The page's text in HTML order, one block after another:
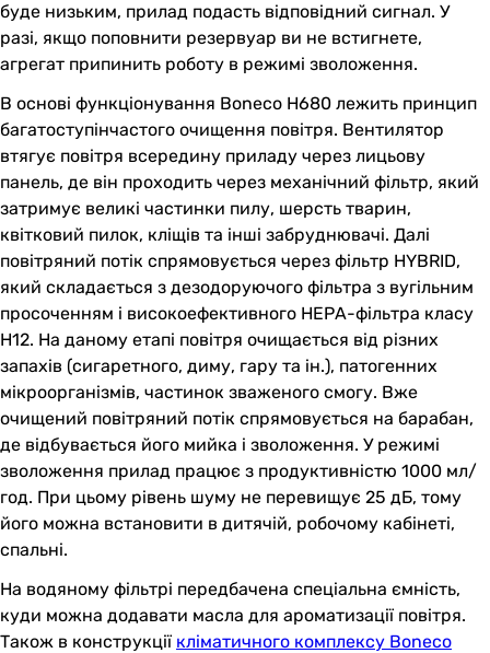
буде низьким, прилад подасть відповідний сигнал. У
разі, якщо поповнити резервуар ви не встигнете,
агрегат припинить роботу в режимі зволоження.
В основі функціонування Boneco H680 лежить принцип
багатоступінчастого очищення повітря. Вентилятор
втягує повітря всередину приладу через лицьову
панель, де він проходить через механічний фільтр, який
затримує великі частинки пилу, шерсть тварин,
квітковий пилок, кліщів та інші забруднювачі. Далі
повітряний потік спрямовується через фільтр HYBRID,
який складається з дезодоруючого фільтра з вугільним
просоченням і високоефективного НЕРА-фільтра класу
Н12. На даному етапі повітря очищається від різних
запахів (сигаретного, диму, гару та ін.), патогенних
мікроорганізмів, частинок зваженого смогу. Вже
очищений повітряний потік спрямовується на барабан,
де відбувається його мийка і зволоження. У режимі
зволоження прилад працює з продуктивністю 1000 мл/
год. При цьому рівень шуму не перевищує 25 дБ, тому
його можна встановити в дитячій, робочому кабінеті,
спальні.
На водяному фільтрі передбачена спеціальна ємність,
куди можна додавати масла для ароматизації повітря.
Також в конструкції кліматичного комплексу Boneco